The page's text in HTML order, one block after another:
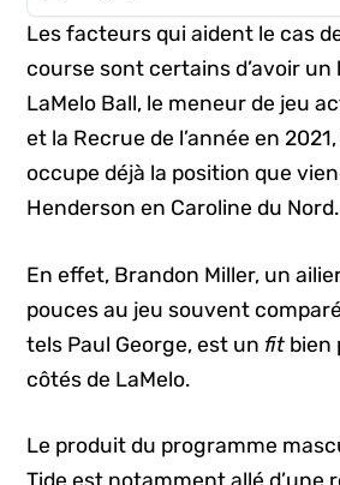
Les facteurs qui aident le cas
course sont certains d’avoir un
LaMelo Ball, le meneur de jeu
et la Recrue de l’année en
occupe déjà la position que
Henderson en Caroline du Nord.
En effet, Brandon Miller, un
pouces au jeu souvent
tels Paul George, est un fit bien
côtés de LaMelo.
Le produit du programme
Tide est notamment allé d’une